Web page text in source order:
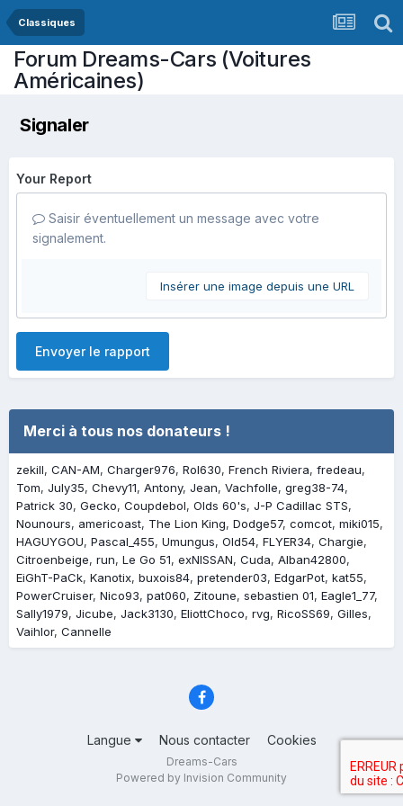
Classiques
Forum Dreams-Cars (Voitures
Américaines)
Signaler
Your Report
Saisir éventuellement un message avec votre
signalement.
Insérer une image depuis une URL
Envoyer le rapport
Merci à tous nos donateurs !
zekill CAN-AM Charger976 Rol630 French Riviera fredeau
Tom July35 Chevy11 Antony Jean Vachfolle greg38-74
Patrick 30 Gecko Coupdebol Olds 60's J-P Cadillac STS
Nounours
americoast The Lion King Dodge57 comcot miki015
HAGUYGOU Pascal_455 Umungus Old54 FLYER34 Chargie
Citroenbeige run Le Go 51 exNISSAN Cuda Alban42800
EiGhT-PaCk Kanotix buxois84 pretender03 EdgarPot kat55
PowerCruiser Nico93 pat060 Zitoune sebastien 01 Eagle1_77
Sally1979 Jicube Jack3130 EliottChoco rvg RicoSS69 Gilles
Vaihlor Cannelle
Langue Nous contacter Cookies
Dreams-Cars
Powered by Invision Community